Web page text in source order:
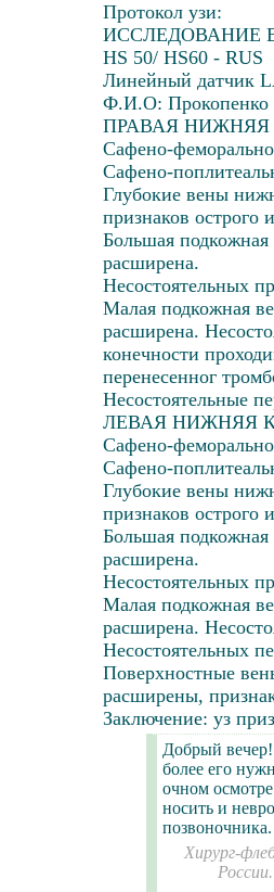
Протокол узи:
ИССЛЕДОВАНИЕ
HS 50/ HS60 - RUS
Линейный датчик
Ф.И.О:
ПРАВАЯ НИЖНЯЯ
Сафено-
Сафено-
Глубокие вены
признаков острого
Большая подкожная
расширена.
Несостоятельных
Малая подкожная
расширена.
конечности
перенесенног
Несостоятельные
ЛЕВАЯ НИЖНЯЯ
Сафено-
Сафено-
Глубокие вены
признаков острого
Большая подкожная
расширена.
Несостоятельных
Малая подкожная
расширена.
Несостоятельных
Поверхностные
расширены,
Заключение: уз
Добрый вечер!
более его
очном
носить и
Хирург-